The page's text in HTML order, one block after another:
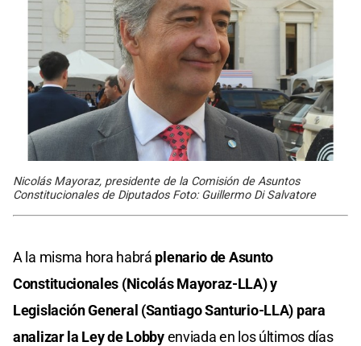
Nicolás Mayoraz, presidente de la Comisión de Asuntos
Constitucionales de Diputados Foto: Guillermo Di Salvatore
A la misma hora habrá plenario de Asunto
Constitucionales (Nicolás Mayoraz-LLA) y
Legislación General (Santiago Santurio-LLA) para
analizar la Ley de Lobbyenviada en los últimos días